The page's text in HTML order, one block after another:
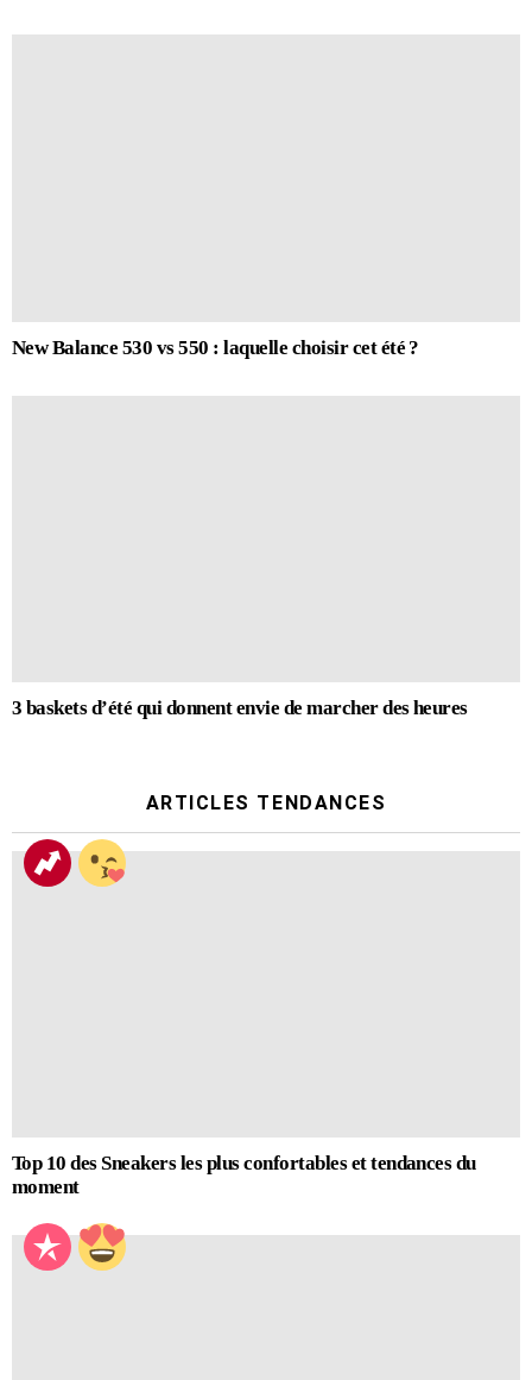
New Balance 530 vs 550 : laquelle choisir cet été ?
3 baskets d’été qui donnent envie de marcher des heures
ARTICLES TENDANCES
Top 10 des Sneakers les plus confortables et tendances du
moment